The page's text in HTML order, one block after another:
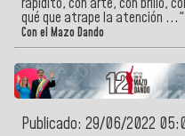
qué que atrape la atención ..."
Con el Mazo Dando
Publicado: 29/06/2022